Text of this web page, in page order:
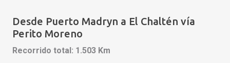
Desde Puerto Madryn a El Chaltén vía
Perito Moreno
Recorrido total: 1.503 Km